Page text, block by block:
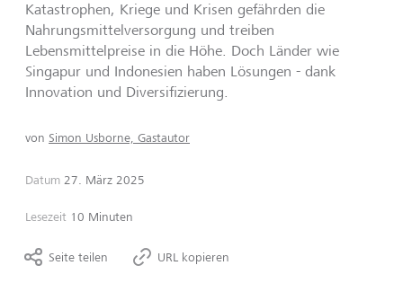
Katastrophen, Kriege und Krisen gefährden die
Nahrungsmittelversorgung und treiben
Lebensmittelpreise in die Höhe. Doch Länder wie
Singapur und Indonesien haben Lösungen - dank
Innovation und Diversifizierung.
von Simon Usborne, Gastautor
Datum 27. März 2025
Lesezeit 10 Minuten
Seite teilen URL kopieren